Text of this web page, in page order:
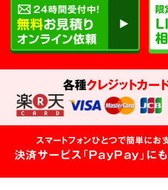
各種クレジットカー
スマートフォンひとつで簡単にお
決済サービス「PayPay」に